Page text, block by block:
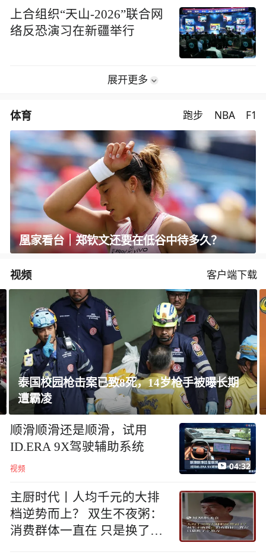
上合组织“天山-2026”联合网
络反恐演习在新疆举行
展开更多
体育 跑步 NBA F1
凰家看台｜郑钦文还要在低谷中待多久？
视频 客户端下载
长期
民进党造谣访陆台胞失联，夏立言：数据
脸！台湾民众会“用脚投票”
顺滑顺滑还是顺滑，试用
ID.ERA 9X驾驶辅助系统
视频 04:32
主厨时代丨人均千元的大排
档逆势而上？ 双生不夜粥：
消费群体一直在 只是换了个